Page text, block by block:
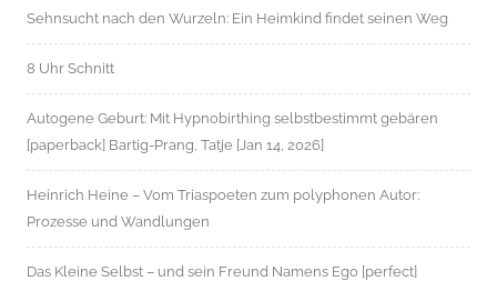
Sehnsucht nach den Wurzeln: Ein Heimkind findet seinen Weg
8 Uhr Schnitt
Autogene Geburt: Mit Hypnobirthing selbstbestimmt gebären
[paperback] Bartig-Prang, Tatje [Jan 14, 2026]
Heinrich Heine – Vom Triaspoeten zum polyphonen Autor:
Prozesse und Wandlungen
Das Kleine Selbst – und sein Freund Namens Ego [perfect]